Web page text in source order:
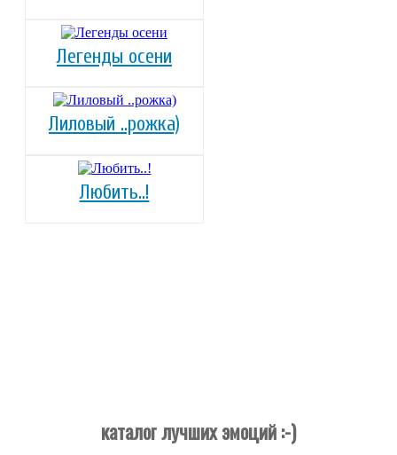
Легенды осени
Лиловый ..рожка)
Любить..!
каталог лучших эмоций :-)